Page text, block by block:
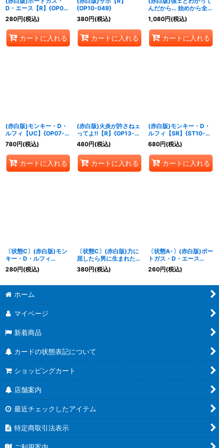
D・エース【R】{OP07-
053}
280円(税込)
カートに入れる
{OP10-049}
380円(税込)
カートに入れる
んだから… 始めから全開
だ!!!【R】{OP13-040}
1,080円(税込)
カートに入れる
(赤白版)モンキー・D・
ルフィ【UC】{OP07-
033}
780円(税込)
カートに入れる
(赤白版)火炎が許さねェ
ってよ!!【R】{OP13-
019}
480円(税込)
カートに入れる
(赤白版)モンキー・D・
ルフィ【SR】{ST10-
006}
680円(税込)
カートに入れる
〔状態C〕(赤白版)モン
キー・D・ルフィ
【UC】{OP07-033}
280円(税込)
〔状態C〕(赤白版)力に
屈したら男に生まれた意
味がねェだろう【R】
{OP13-057}
380円(税込)
〔状態A-〕(赤白版)ポー
トガス・D・エース
【R】{OP07-053}
260円(税込)
ホーム
マイページ
新着商品
カードの状態表記について
ショッピングカート
店舗案内
最近チェックしたアイテム
特定商取引法表示